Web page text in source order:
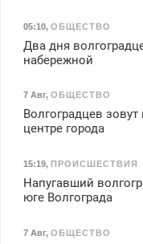
05:10, ОБЩЕСТВО
Два дня
набережной
7 Авг, ОБЩЕСТВО
Волгоградцев
центре города
15:19, ПРОИСШЕСТВИЯ
Напугавший
юге Волгограда
7 Авг, ОБЩЕСТВО